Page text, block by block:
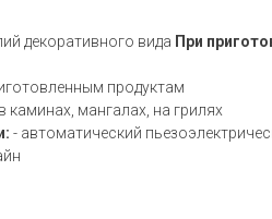
декоративного вида При
продуктам
каминах, мангалах, на грилях
- автоматический